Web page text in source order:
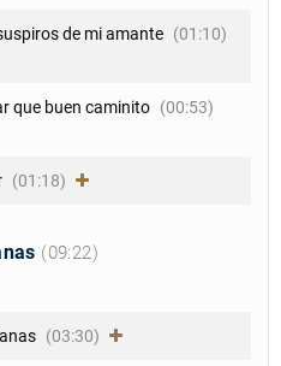
de mi amante (01:10)
que buen caminito (00:53)
(01:18)
(09:22)
(03:30)